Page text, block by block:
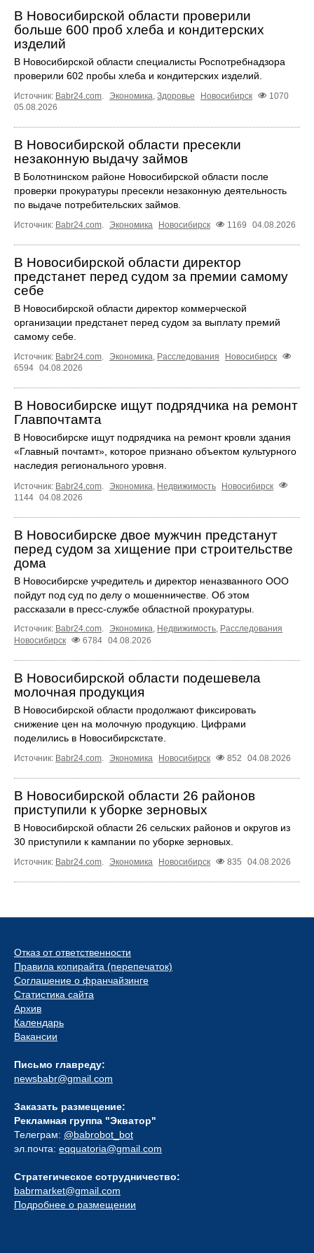
В Новосибирской области проверили
больше 600 проб хлеба и кондитерских
изделий
В Новосибирской области специалисты Роспотребнадзора
проверили 602 пробы хлеба и кондитерских изделий.
Источник: Babr24.com. Экономика, Здоровье Новосибирск
1070
05.08.2026
В Новосибирской области пресекли
незаконную выдачу займов
В Болотнинском районе Новосибирской области после
проверки прокуратуры пресекли незаконную деятельность
по выдаче потребительских займов.
Источник: Babr24.com. Экономика Новосибирск 1169 04.08.2026
В Новосибирской области директор
предстанет перед судом за премии самому
себе
В Новосибирской области директор коммерческой
организации предстанет перед судом за выплату премий
самому себе.
Источник: Babr24.com. Экономика, Расследования
Новосибирск
6594 04.08.2026
В Новосибирске ищут подрядчика на ремонт
Главпочтамта
В Новосибирске ищут подрядчика на ремонт кровли здания
«Главный почтамт», которое признано объектом культурного
наследия регионального уровня.
Источник: Babr24.com Экономика Недвижимость
Новосибирск
1144 04.08.2026
В Новосибирске двое мужчин предстанут
перед судом за хищение при строительстве
дома
В Новосибирске учредитель и директор неназванного ООО
пойдут под суд по делу о мошенничестве. Об этом
рассказали в пресс-службе областной прокуратуры.
Источник: Babr24.com Экономика Недвижимость Расследования
Новосибирск
6784 04.08.2026
В Новосибирской области подешевела
молочная продукция
В Новосибирской области продолжают фиксировать
снижение цен на молочную продукцию. Цифрами
поделились в Новосибирскстате.
Источник: Babr24.com Экономика Новосибирск 852 04.08.2026
В Новосибирской области 26 районов
приступили к уборке зерновых
В Новосибирской области 26 сельских районов и округов из
30 приступили к кампании по уборке зерновых.
Источник: Babr24.com. Экономика Новосибирск 835 04.08.2026
Отказ от ответственности
Правила копирайта (перепечаток)
Соглашение о франчайзинге
Статистика сайта
Архив
Календарь
Вакансии
Письмо главреду:
newsbabr@gmail.com
Заказать размещение:
Рекламная группа "Экватор"
Телеграм: @babrobot_bot
эл.почта: eqquatoria@gmail.com
Стратегическое сотрудничество:
babrmarket@gmail.com
Подробнее о размещении